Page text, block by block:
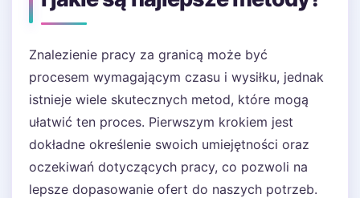
Znalezienie pracy za granicą może być
procesem wymagającym czasu i wysiłku, jednak
istnieje wiele skutecznych metod, które mogą
ułatwić ten proces. Pierwszym krokiem jest
dokładne określenie swoich umiejętności oraz
oczekiwań dotyczących pracy, co pozwoli na
lepsze dopasowanie ofert do naszych potrzeb.